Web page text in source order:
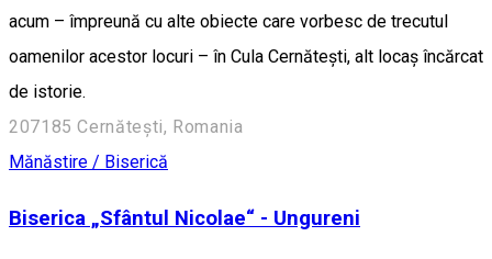
acum – împreună cu alte obiecte care vorbesc de trecutul
oamenilor acestor locuri – în Cula Cernătești, alt locaș încărcat
de istorie.
207185 Cernătești, Romania
Mănăstire / Biserică
Biserica „Sfântul Nicolae“ - Ungureni